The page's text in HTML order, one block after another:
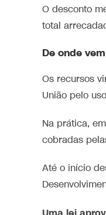
O desconto
total
De onde vem
Os recursos
União pelo
Na prática,
cobradas
Até o início